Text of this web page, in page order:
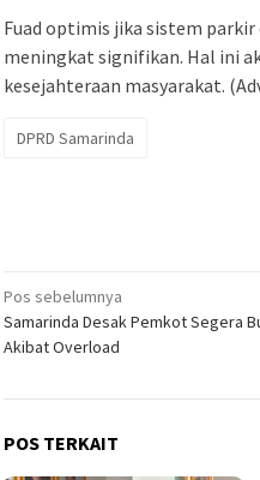
Fuad optimis jika sistem
meningkat signifikan. Hal ini
kesejahteraan masyarakat.
DPRD Samarinda
Navigasi
pos
Pos sebelumnya
Samarinda Desak Pemkot Segera
Akibat Overload
POS TERKAIT